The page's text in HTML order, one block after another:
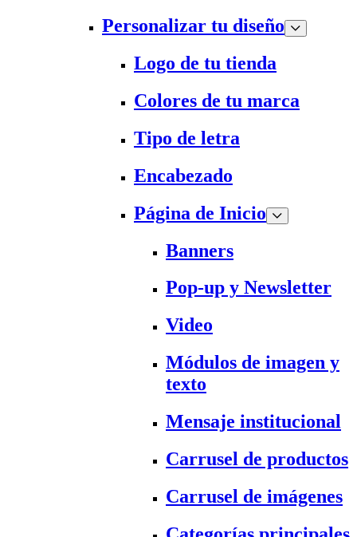
Personalizar tu diseño
Logo de tu tienda
Colores de tu marca
Tipo de letra
Encabezado
Página de Inicio
Banners
Pop-up y Newsletter
Video
Módulos de imagen y
texto
Mensaje institucional
Carrusel de productos
Carrusel de imágenes